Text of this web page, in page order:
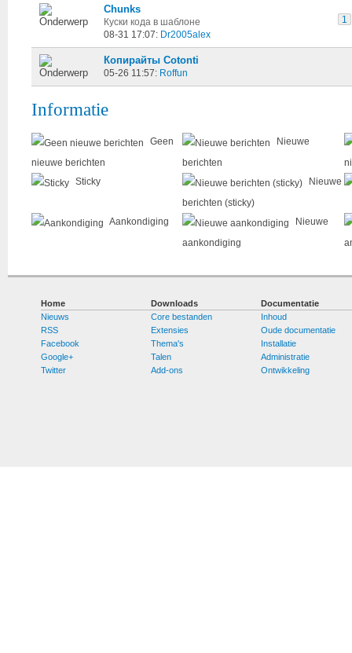
Chunks
Куски кода в шаблоне
08-31 17:07: Dr2005alex
1
Копирайты Cotonti
05-26 11:57: Roffun
Informatie
Geen
nieuwe berichten
Nieuwe
berichten
Sticky
Nieuwe
berichten (sticky)
Aankondiging
Nieuwe
aankondiging
Home
Nieuws
RSS
Facebook
Google+
Twitter
Downloads
Core bestanden
Extensies
Thema's
Talen
Add-ons
Documentatie
Inhoud
Oude documentatie
Installatie
Administratie
Ontwikkeling